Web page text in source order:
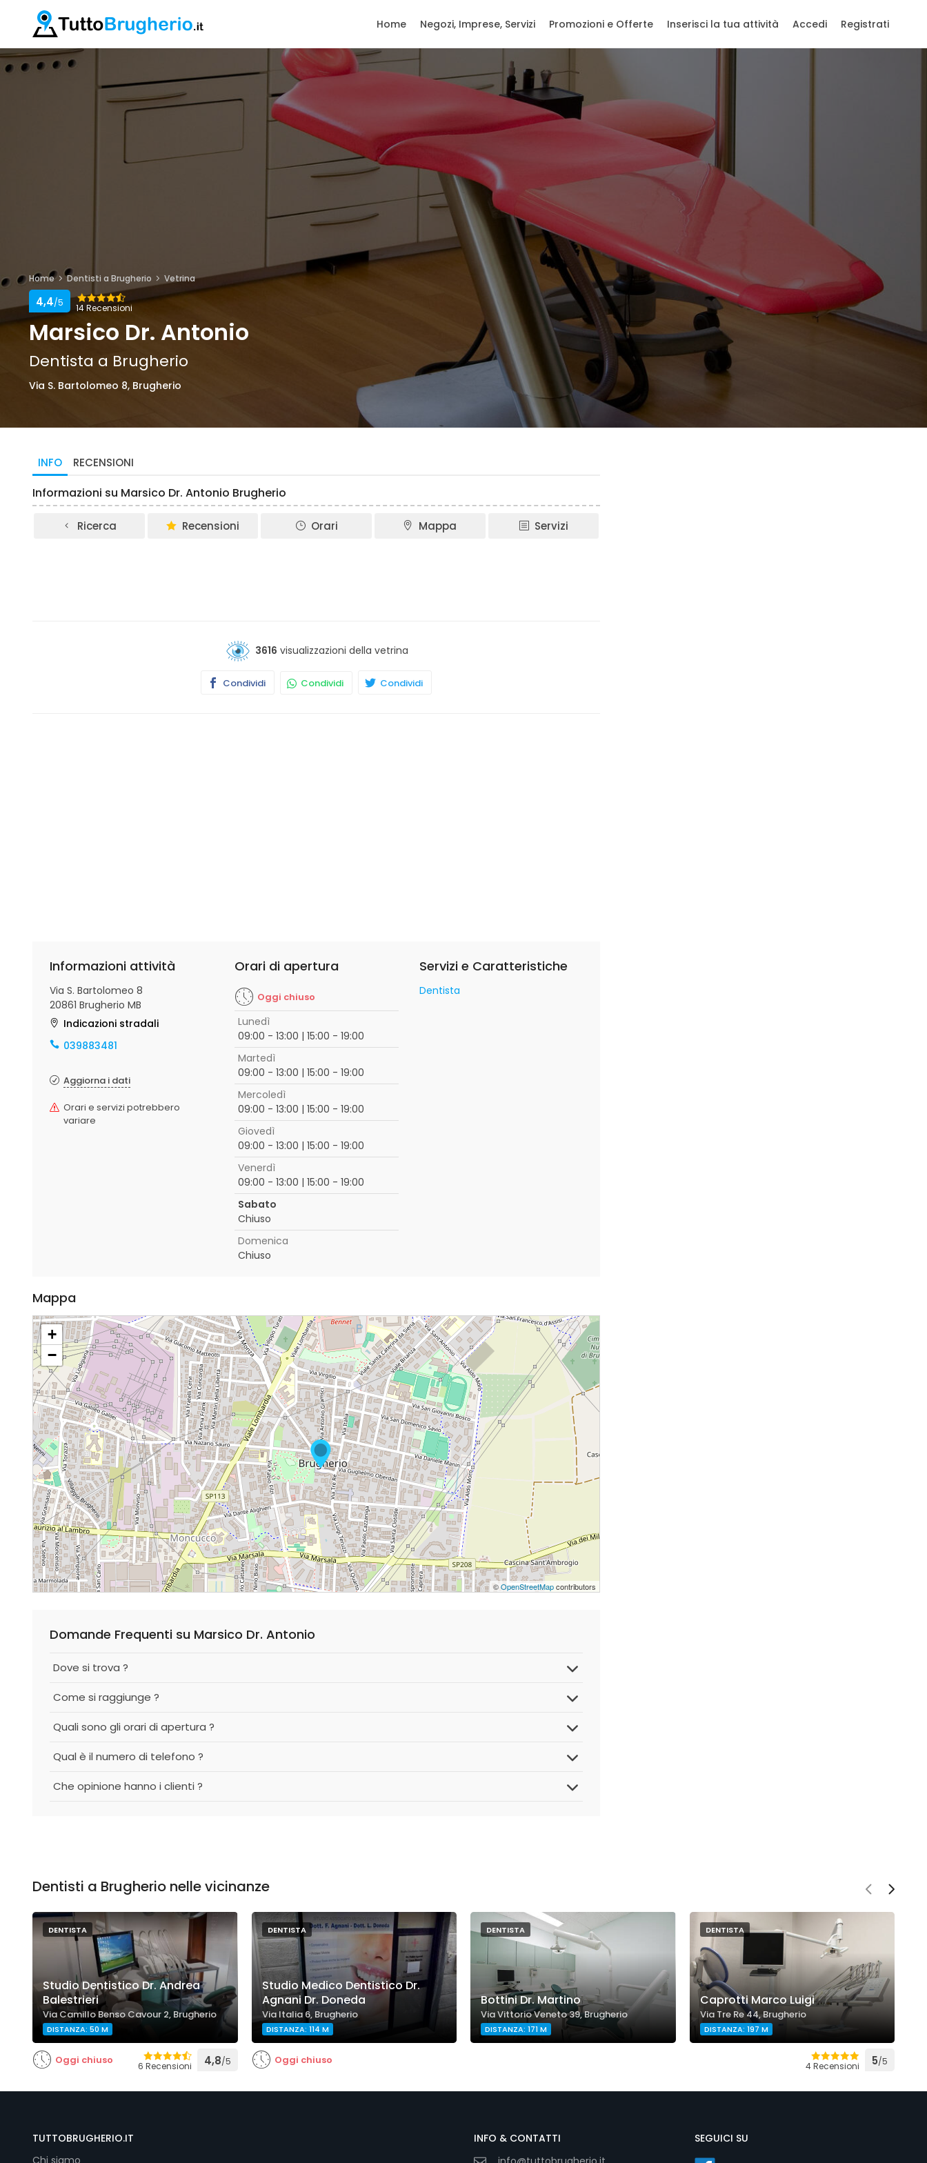
Home Negozi, Imprese, Servizi Promozioni e Offerte Inserisci la tua attività Accedi Registrati
Home Dentisti a Brugherio Vetrina
14 Recensioni
4,4/5
Marsico Dr. Antonio
Dentista a Brugherio
Via S. Bartolomeo 8, Brugherio
INFO RECENSIONI
Informazioni su Marsico Dr. Antonio Brugherio
Ricerca Recensioni Orari Mappa Servizi
3616 visualizzazioni della vetrina
Condividi Condividi Condividi
Informazioni attività
Via S. Bartolomeo 8
20861 Brugherio MB
Indicazioni stradali
039883481
Aggiorna i dati
Orari e servizi potrebbero
variare
Orari di apertura
Oggi chiuso
Lunedì
09:00 - 13:00 | 15:00 - 19:00
Martedì
09:00 - 13:00 | 15:00 - 19:00
Mercoledì
09:00 - 13:00 | 15:00 - 19:00
Giovedì
09:00 - 13:00 | 15:00 - 19:00
Venerdì
09:00 - 13:00 | 15:00 - 19:00
Sabato
Chiuso
Domenica
Chiuso
Servizi e Caratteristiche
Dentista
Mappa
+
−
©OpenStreetMapcontributors
Domande Frequenti su Marsico Dr. Antonio
Dove si trova ?
Come si raggiunge ?
Quali sono gli orari di apertura ?
Qual è il numero di telefono ?
Che opinione hanno i clienti ?
Dentisti a Brugherio nelle vicinanze
DENTISTA
Studio Dentistico Dr. Andrea
Balestrieri
Via Camillo Benso Cavour 2, Brugherio
DISTANZA: 50 M
Oggi chiuso 6 Recensioni 4,8/5
DENTISTA
Studio Medico Dentistico Dr.
Agnani Dr. Doneda
Via Italia 6, Brugherio
DISTANZA: 114 M
Oggi chiuso
DENTISTA
Bottini Dr. Martino
Via Vittorio Veneto 39, Brugherio
DISTANZA: 171 M
DENTISTA
Caprotti Marco Luigi
Via Tre Re 44, Brugherio
DISTANZA: 197 M
4 Recensioni 5/5
TUTTOBRUGHERIO.IT
Chi siamo
INFO & CONTATTI
SEGUICI SU